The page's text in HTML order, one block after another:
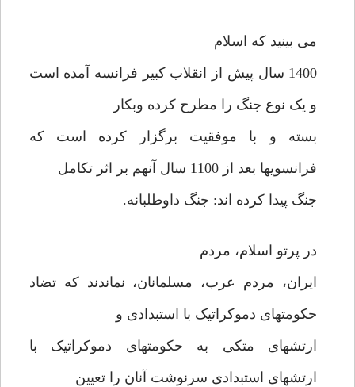
می بینید که اسلام
1400 سال پیش از انقلاب کبیر فرانسه آمده است
و یک نوع جنگ را مطرح کرده وبکار
بسته و با موفقیت برگزار کرده است که
فرانسویها بعد از 1100 سال آنهم بر اثر تکامل
جنگ پیدا کرده اند: جنگ داوطلبانه.
در پرتو اسلام، مردم
ایران، مردم عرب، مسلمانان، نماندند که تضاد
حکومتهای دموکراتیک با استبدادی و
ارتشهای متکی به حکومتهای دموکراتیک با
ارتشهای استبدادی سرنوشت آنان را تعیین